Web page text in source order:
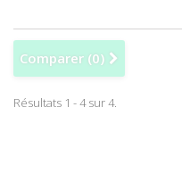
Comparer (0)
Résultats 1 - 4 sur 4.